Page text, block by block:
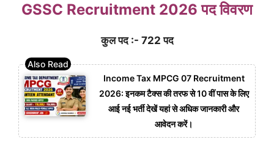
GSSC Recruitment 2026 पद विवरण
कुल पद :- 722 पद
Income Tax MPCG 07 Recruitment
2026: इनकम टैक्स की तरफ से 10 वीं पास के लिए
आई नई भर्ती देखें यहां से अधिक जानकारी और
आवेदन करें।